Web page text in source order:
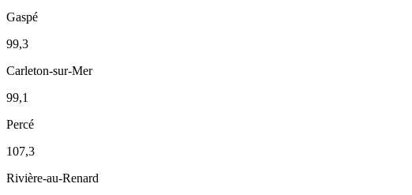
Gaspé
99,3
Carleton-sur-Mer
99,1
Percé
107,3
Rivière-au-Renard